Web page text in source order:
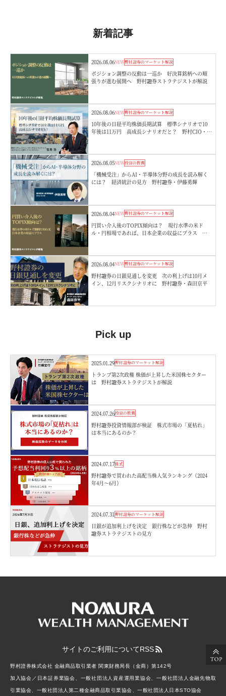
新着記事
2026.08.06NEW野村證券のマーケット解説
ポジション調整の反動は一巡か 好決算銘柄への順
張りが進む展開へ 野村證券ストラテジストが解説
2026.08.06NEW野村證券のマーケット解説
10年後の日経平均株価長期試算 標準シナリオで10
年後は11万円 高成長シナリオだと？ 野村CIO・宮
2026.08.05NEW投資の教養
「機械受注」からAI・半導体分野の成長を読み解く
には？ 経済統計の見方 野村證券・伊藤勇輝
2026.08.04NEW野村證券のマーケット解説
円買い介入後のTOPIX傾向は？ 現行水準の米ド
ル・円相場であれば、日本企業の収益にプラス 野
2026.08.04NEW野村證券のマーケット解説
野村證券の日銀見通しを変更 次の利上げは10月メ
イン、12月リスクシナリオに 野村證券・森田京平
Pick up
2025.01.29野村證券のマーケット解説
トランプ第2次政権 株価が上昇した米国株セクター
は 野村證券ストラテジストが解説
2024.07.26投資の教養
野村證券投資情報部が検証 株式市場の「夏枯れ」
は本当にあるのか？
2024.07.17株式
野村證券で買われた高配当株人気ランキング（2024
年4月～6月）
2024.07.31野村證券のマーケット解説
日銀が追加利上げを決定 銀行株などが急伸 野村
證券ストラテジストの見方
サイトのご利用についてRSS
野村證券株式会社 金融商品取引業者 関東財務局長（金商）第142号
加入協会／日本証券業協会、一般社団法人資産運用業協会、一般社団法人金融先物取
引業協会、一般社団法人第二種金融商品取引業協会、一般社団法人日本STO協会